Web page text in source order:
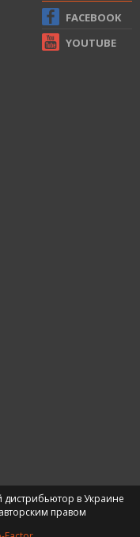
FACEBOOK
YOUTUBE
в Украине
правом